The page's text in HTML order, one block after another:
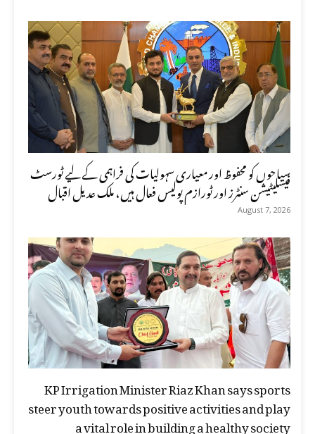
سیاحوں کو محفوظ اور معیاری سہولیات کی فراہمی کے لیے ٹورسٹ
فیسلیٹیشن سنٹرز اور ٹورازم پولیس فعال ہیں، ملک عدیل اقبال
August 7, 2026
KP Irrigation Minister Riaz Khan says sports
steer youth towards positive activities and play
a vital role in building a healthy society